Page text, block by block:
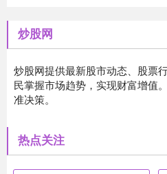
炒股网
炒股网提供最新股市动态、股票
民掌握市场趋势，实现财富增值
准决策。
热点关注